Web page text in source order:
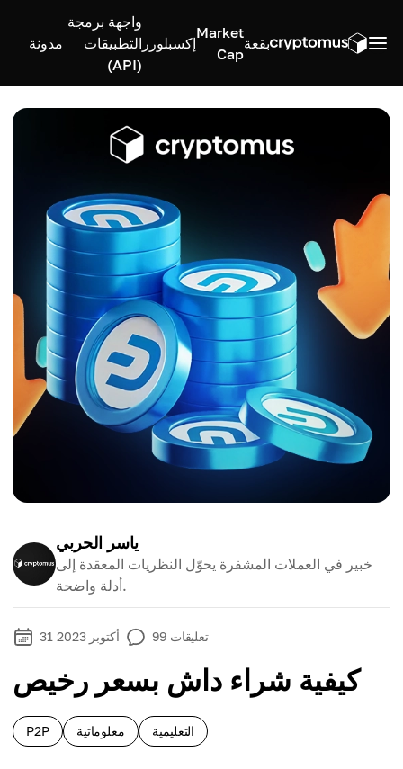
بقعة
Market
Cap
إكسبلورر
واجهة برمجة
التطبيقات
(API)
مدونة
ياسر الحربي
خبير في العملات المشفرة يحوّل النظريات المعقدة إلى
أدلة واضحة.
31 أكتوبر 2023 99 تعليقات
كيفية شراء داش بسعر رخيص
P2P معلوماتية التعليمية